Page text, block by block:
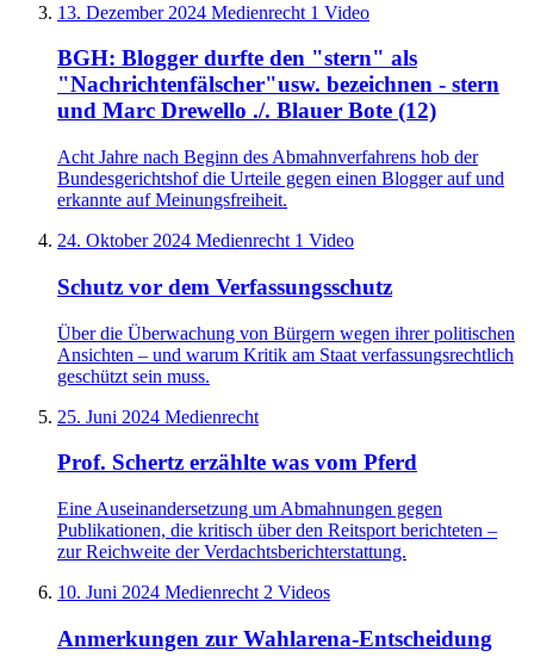
13. Dezember 2024 Medienrecht 1 Video
BGH: Blogger durfte den "stern" als
"Nachrichtenfälscher"usw. bezeichnen - stern
und Marc Drewello ./. Blauer Bote (12)
Acht Jahre nach Beginn des Abmahnverfahrens hob der
Bundesgerichtshof die Urteile gegen einen Blogger auf und
erkannte auf Meinungsfreiheit.
24. Oktober 2024 Medienrecht 1 Video
Schutz vor dem Verfassungsschutz
Über die Überwachung von Bürgern wegen ihrer politischen
Ansichten – und warum Kritik am Staat verfassungsrechtlich
geschützt sein muss.
25. Juni 2024 Medienrecht
Prof. Schertz erzählte was vom Pferd
Eine Auseinandersetzung um Abmahnungen gegen
Publikationen, die kritisch über den Reitsport berichteten –
zur Reichweite der Verdachtsberichterstattung.
10. Juni 2024 Medienrecht 2 Videos
Anmerkungen zur Wahlarena-Entscheidung